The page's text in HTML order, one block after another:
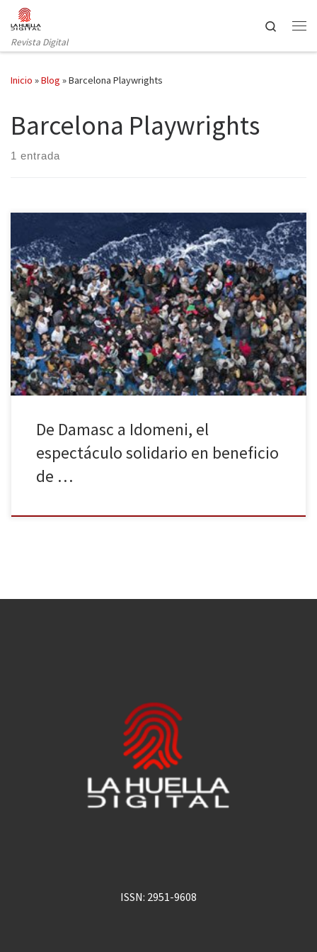
Saltar al contenido
Revista Digital
Search
Inicio »Blog »Barcelona Playwrights
Barcelona Playwrights
1 entrada
El Teatre Lliure implica a 60 grandes nombres de la escena
catalana para ayudar a mantener en activo el barco de
salvamento marítimo Astral. El 12 de septiembre el Teatre Lliure
ofrecerá un espectáculo solidario con la ONG Proactiva Open
Arms con la participación de 60 grandes nombres de la escena […]
De Damasc a Idomeni, el
espectáculo solidario en beneficio
de …
ISSN: 2951-9608